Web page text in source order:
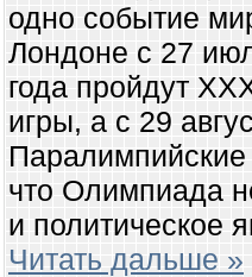
одно событие
Лондоне с 27
года пройдут
игры, а с 29
что Олимпиада
и политическое
Читать дальше »